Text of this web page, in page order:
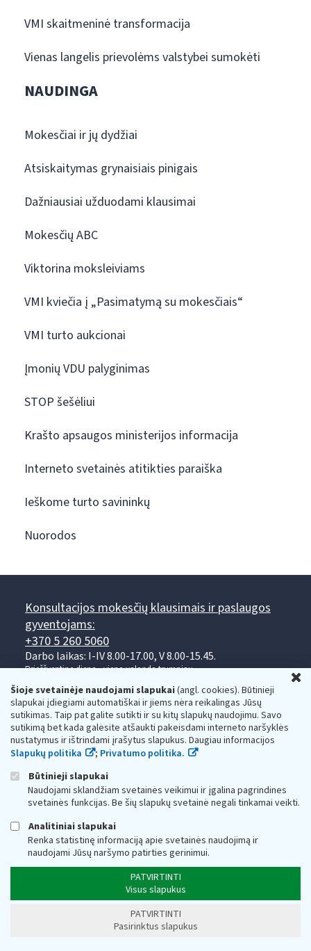
Šioje svetainėje naudojami slapukai(angl. cookies). Būtinieji
slapukai įdiegiami automatiškai ir jiems nėra reikalingas Jūsų
sutikimas. Taip pat galite sutikti ir su kitų slapukų naudojimu. Savo
sutikimą bet kada galėsite atšaukti pakeisdami interneto naršyklės
nustatymus ir ištrindami įrašytus slapukus. Daugiau informacijos
Slapukų politika
; Privatumo politika.
Būtinieji slapukai
Naudojami sklandžiam svetainės veikimui ir įgalina pagrindines
svetainės funkcijas. Be šių slapukų svetainė negali tinkamai veikti.
Analitiniai slapukai
Renka statistinę informaciją apie svetainės naudojimą ir
naudojami Jūsų naršymo patirties gerinimui.
PATVIRTINTI
Visus slapukus
PATVIRTINTI
Pasirinktus slapukus
VMI skaitmeninė transformacija
Vienas langelis prievolėms valstybei sumokėti
NAUDINGA
Mokesčiai ir jų dydžiai
Atsiskaitymas grynaisiais pinigais
Dažniausiai užduodami klausimai
Mokesčių ABC
Viktorina moksleiviams
VMI kviečia į „Pasimatymą su mokesčiais“
VMI turto aukcionai
Įmonių VDU palyginimas
STOP šešėliui
Krašto apsaugos ministerijos informacija
Interneto svetainės atitikties paraiška
Ieškome turto savininkų
Nuorodos
Konsultacijos mokesčių klausimais ir paslaugos
gyventojams:
+370 5 260 5060
Darbo laikas: I-IV 8.00-17.00, V 8.00-15.45.
Prieššventinę dieną - viena valanda trumpiau.
Paklausimas perMano VMI
Valstybinė mokesčių inspekcija prie Lietuvos
Respublikos finansų ministerijos
Biudžetinė įstaiga. Juridinio asmens kodas — 188659752,
adresas: Vasario 16-osios g. 14, 01107 Vilnius, Lietuva, el.paštas:
vmi@vmi.lt, E. pristatymo dėžutės adresas 188659752
Duomenys apie Valstybinę mokesčių inspekciją prie Lietuvos
Respublikos finansų ministerijos kaupiami ir saugomi Juridinių